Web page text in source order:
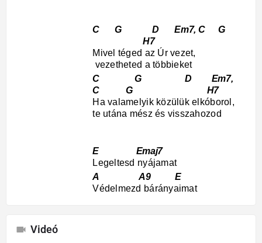
C G D Em7, C G
H7
Mivel téged az Úr vezet,
vezetheted a többieket
C G D Em7,
C G H7
Ha valamelyik közülük elkóborol,
te utána mész és visszahozod
E Emaj7
Legeltesd nyájamat
A A9 E
Védelmezd bárányaimat
Videó